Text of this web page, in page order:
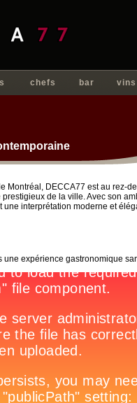
chefs bar vins
Montréal, DECCA77 est au rez-
prestigieux de la ville. Avec son
une interprétation moderne et
une expérience gastronomique